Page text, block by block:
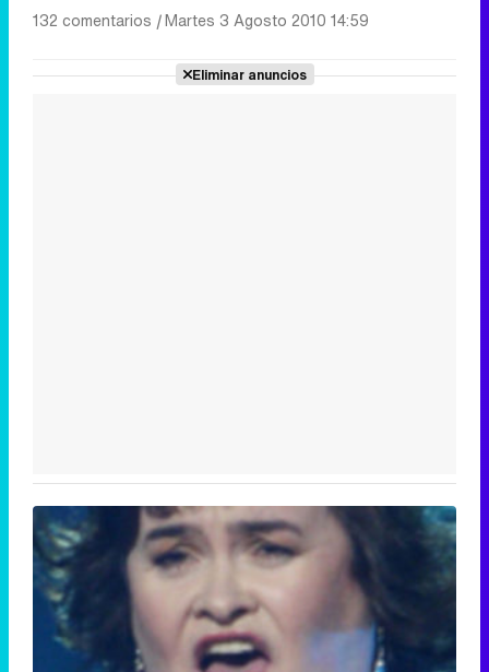
132 comentarios |Martes 3 Agosto 2010 14:59
Eliminar anuncios